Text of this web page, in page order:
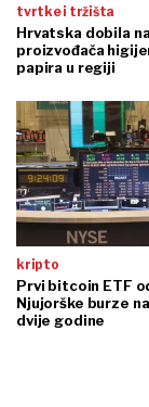
tvrtke i tržišta
Hrvatska dobila
proizvođača
papira u regiji
kripto
Prvi bitcoin ETF
Njujorške burze
dvije godine